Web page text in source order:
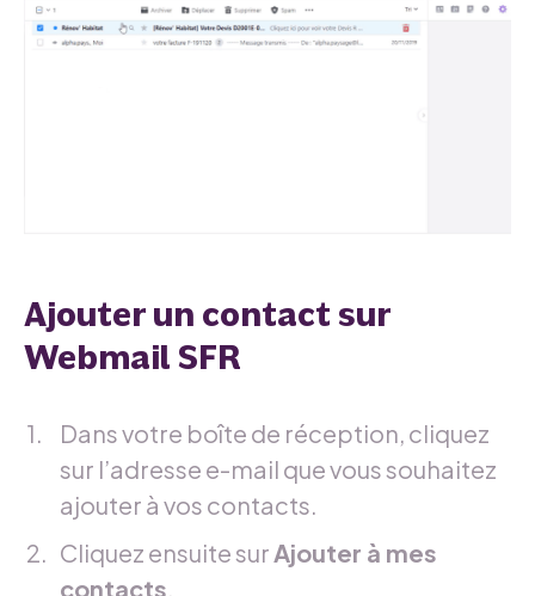
Ajouter un contact sur
Webmail SFR
Dans votre boîte de réception, cliquez
sur l’adresse e-mail que vous souhaitez
ajouter à vos contacts.
Cliquez ensuite surAjouter à mes
contacts